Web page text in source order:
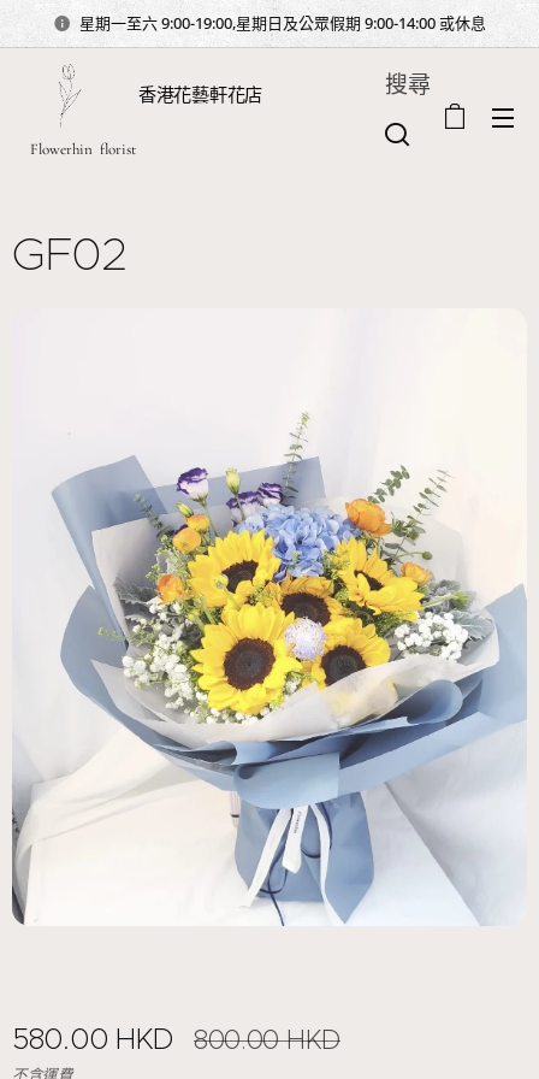
星期一至六 9:00-19:00,星期日及公眾假期 9:00-14:00 或休息
香港花藝軒花店
Flowerhin florist
搜尋
GF02
580.00 HKD 800.00HKD
不含運費